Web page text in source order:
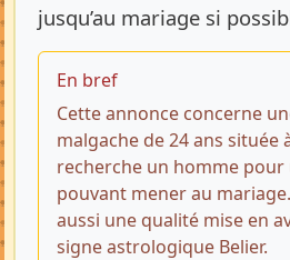
jusqu’au mariage si
En bref
Cette annonce concerne
malgache de 24 ans située
recherche un homme
pouvant mener au
aussi une qualité mise en
signe astrologique Belier.